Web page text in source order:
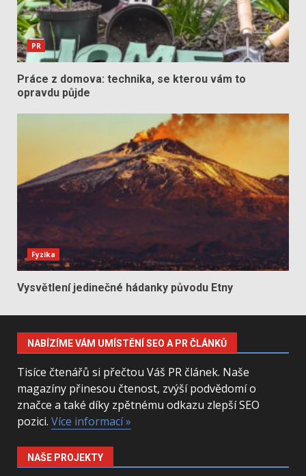
PR
Práce z domova: technika, se kterou vám to
opravdu půjde
Fyzika
Vysvětlení jedinečné hádanky původu Etny
NABÍZÍME VÁM UMÍSTĚNÍ SEO A PR ČLÁNKŮ
Tisíce čtenářů si přečtou Váš PR článek. Naše
magazíny přinesou čtenost, zvýší podvědomí o
značce a také díky zpětnému odkazu zlepší SEO
pozici. Více informací »
NAŠE PROJEKTY